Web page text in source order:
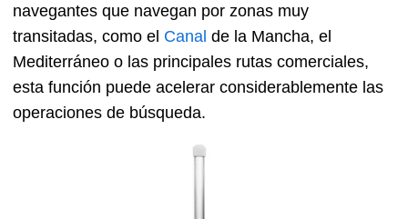
navegantes que navegan por zonas muy
transitadas, como el Canal de la Mancha, el
Mediterráneo o las principales rutas comerciales,
esta función puede acelerar considerablemente las
operaciones de búsqueda.